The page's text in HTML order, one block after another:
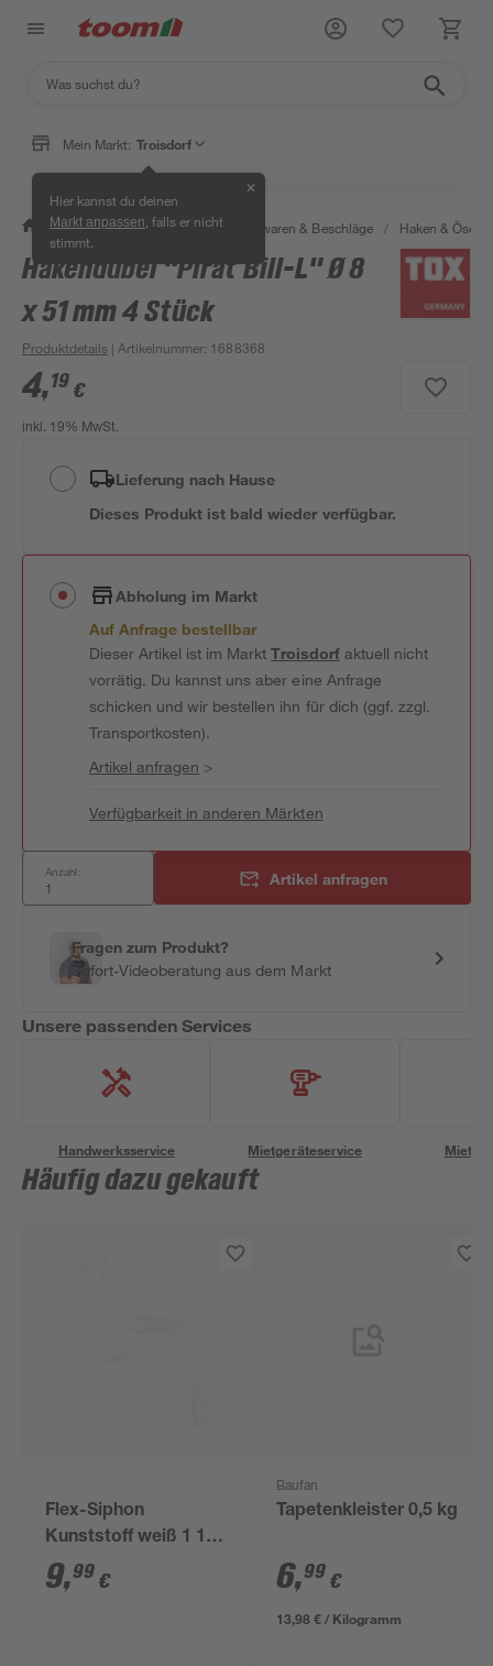
Mein Markt: Troisdorf
Hier kannst du deinen
Markt anpassen , falls er nicht
stimmt.
✕
/ Werkstatt & Maschinen / Eisenwaren & Beschläge / Haken & Ösen
Hakendübel "Pirat Bill-L" Ø 8
x 51 mm 4 Stück
Produktdetails | Artikelnummer: 1688368
4,19 €
inkl. 19% MwSt.
Lieferung nach Hause
Dieses Produkt ist bald wieder verfügbar.
Abholung im Markt
Auf Anfrage bestellbar
Dieser Artikel ist im MarktTroisdorfaktuell nicht
vorrätig. Du kannst uns aber eine Anfrage
schicken und wir bestellen ihn für dich (ggf. zzgl.
Transportkosten).
Artikel anfragen >
Verfügbarkeit in anderen Märkten
Anzahl: Artikel anfragen
Fragen zum Produkt?
Sofort-Videoberatung aus dem Markt
Unsere passenden Services
Handwerksservice Mietgeräteservice
Häufig dazu gekauft
Flex-Siphon
Kunststoff weiß 1 1/2'
x 40/50 mm
9,99 €
Baufan
Tapetenkleister 0,5 kg
6,99 €
13,98 € / Kilogramm